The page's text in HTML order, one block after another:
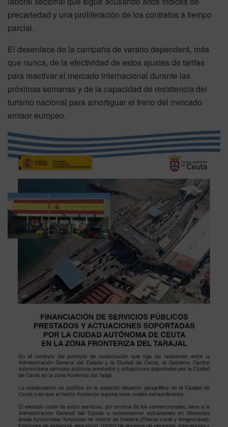
precariedad y una proliferación de los contratos a tiempo
parcial.
El desenlace de la campaña de verano dependerá, más
que nunca, de la efectividad de estos ajustes de tarifas
para reactivar el mercado internacional durante las
próximas semanas y de la capacidad de resistencia del
turismo nacional para amortiguar el freno del mercado
emisor europeo.